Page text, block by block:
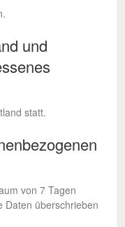
und
statt.
von 7 Tagen
Daten überschrieben